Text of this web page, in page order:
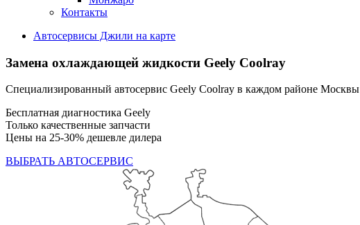
Контакты
Автосервисы Джили на карте
Замена охлаждающей жидкости Geely Coolray
Специализированный автосервис Geely Coolray в каждом районе Москвы
Бесплатная диагностика Geely
Только качественные запчасти
Цены на 25-30% дешевле дилера
ВЫБРАТЬ АВТОСЕРВИС